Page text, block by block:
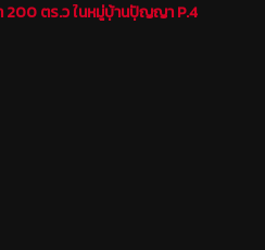
200 ตร.ว ในหมู่บ้านปัญญา P.4
ล้ว แปลงสวย สี่เหลี่ยมผืนผ้า เหมาะ
บางชัน คันนายาว กรุงเทพ โฉนดพร้อม